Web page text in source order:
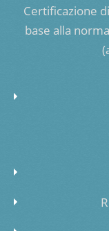
Certificazione
base alla